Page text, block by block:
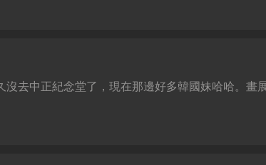
沒去中正紀念堂了，現在那邊好多韓國妹哈哈。畫